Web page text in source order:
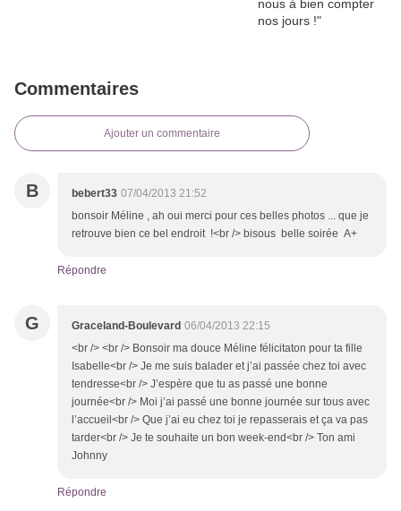
Commentaires
Ajouter un commentaire
B bebert33 07/04/2013 21:52
bonsoir Méline , ah oui merci pour ces belles photos ... que je
retrouve bien ce bel endroit !<br /> bisous belle soirée A+
Répondre
G Graceland-Boulevard 06/04/2013 22:15
<br /> <br /> Bonsoir ma douce Méline félicitaton pour ta fille
Isabelle<br /> Je me suis balader et j’ai passée chez toi avec
tendresse<br /> J’espère que tu as passé une bonne
journée<br /> Moi j’ai passé une bonne journée sur tous avec
l’accueil<br /> Que j’ai eu chez toi je repasserais et ça va pas
tarder<br /> Je te souhaite un bon week-end<br /> Ton ami
Johnny
Répondre